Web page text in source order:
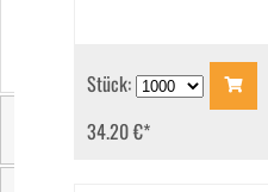
Stück:
34.20 €*